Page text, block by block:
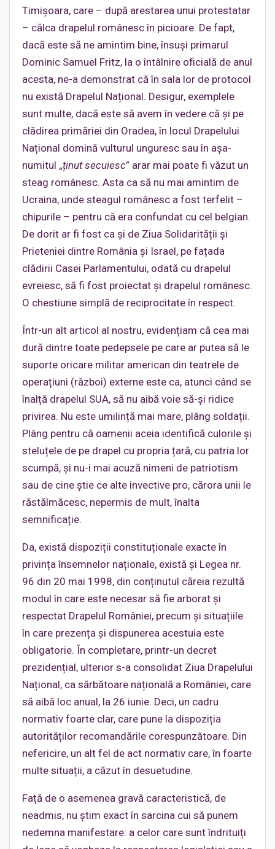
Timișoara, care – după arestarea unui protestatar
– călca drapelul românesc în picioare. De fapt,
dacă este să ne amintim bine, însuși primarul
Dominic Samuel Fritz, la o întâlnire oficială de anul
acesta, ne-a demonstrat că în sala lor de protocol
nu există Drapelul Național. Desigur, exemplele
sunt multe, dacă este să avem în vedere că și pe
clădirea primăriei din Oradea, în locul Drapelului
Național domină vulturul unguresc sau în așa-
numitul „ținut secuiesc” arar mai poate fi văzut un
steag românesc. Asta ca să nu mai amintim de
Ucraina, unde steagul românesc a fost terfelit –
chipurile – pentru că era confundat cu cel belgian.
De dorit ar fi fost ca și de Ziua Solidarității și
Prieteniei dintre România și Israel, pe fațada
clădirii Casei Parlamentului, odată cu drapelul
evreiesc, să fi fost proiectat și drapelul românesc.
O chestiune simplă de reciprocitate în respect.
Într-un alt articol al nostru, evidențiam că cea mai
dură dintre toate pedepsele pe care ar putea să le
suporte oricare militar american din teatrele de
operațiuni (război) externe este ca, atunci când se
înalță drapelul SUA, să nu aibă voie să-și ridice
privirea. Nu este umilință mai mare, plâng soldații.
Plâng pentru că oamenii aceia identifică culorile și
steluțele de pe drapel cu propria țară, cu patria lor
scumpă, și nu-i mai acuză nimeni de patriotism
sau de cine știe ce alte invective pro, cărora unii le
răstălmăcesc, nepermis de mult, înalta
semnificație.
Da, există dispoziții constituționale exacte în
privința însemnelor naționale, există și Legea nr.
96 din 20 mai 1998, din conținutul căreia rezultă
modul în care este necesar să fie arborat și
respectat Drapelul României, precum și situațiile
în care prezența și dispunerea acestuia este
obligatorie. În completare, printr-un decret
prezidențial, ulterior s-a consolidat Ziua Drapelului
Național, ca sărbătoare națională a României, care
să aibă loc anual, la 26 iunie. Deci, un cadru
normativ foarte clar, care pune la dispoziția
autorităților recomandările corespunzătoare. Din
nefericire, un alt fel de act normativ care, în foarte
multe situații, a căzut în desuetudine.
Față de o asemenea gravă caracteristică, de
neadmis, nu știm exact în sarcina cui să punem
nedemna manifestare: a celor care sunt îndrituiți